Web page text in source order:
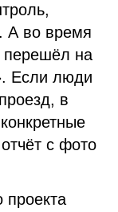
А во время
перешёл на
Если люди
в
с фото
проекта